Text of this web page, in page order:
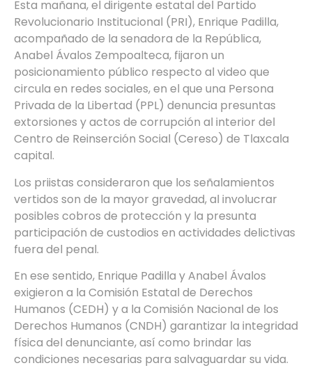
Esta mañana, el dirigente estatal del Partido
Revolucionario Institucional (PRI), Enrique Padilla,
acompañado de la senadora de la República,
Anabel Ávalos Zempoalteca, fijaron un
posicionamiento público respecto al video que
circula en redes sociales, en el que una Persona
Privada de la Libertad (PPL) denuncia presuntas
extorsiones y actos de corrupción al interior del
Centro de Reinserción Social (Cereso) de Tlaxcala
capital.
Los priistas consideraron que los señalamientos
vertidos son de la mayor gravedad, al involucrar
posibles cobros de protección y la presunta
participación de custodios en actividades delictivas
fuera del penal.
En ese sentido, Enrique Padilla y Anabel Ávalos
exigieron a la Comisión Estatal de Derechos
Humanos (CEDH) y a la Comisión Nacional de los
Derechos Humanos (CNDH) garantizar la integridad
física del denunciante, así como brindar las
condiciones necesarias para salvaguardar su vida.